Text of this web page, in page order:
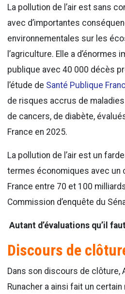
La pollution de l’air est sans
avec d’importantes
environnementales sur les
l’agriculture. Elle a d’énormes
publique avec 40 000 décès
l’étude de Santé Publique
de risques accrus de
de cancers, de diabète,
France en 2025.
La pollution de l’air est un
termes économiques avec un
France entre 70 et 100
Commission d’enquête du
Autant d’évaluations qu’il
Discours de
Dans son discours de clôture,
Runacher a ainsi fait un certain